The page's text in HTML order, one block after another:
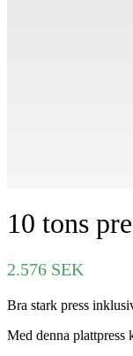
10 tons
2.576 SEK
Bra stark press
Med denna plattpress